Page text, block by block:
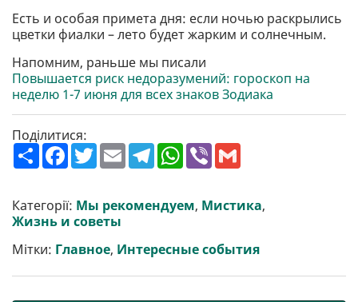
Есть и особая примета дня: если ночью раскрылись
цветки фиалки – лето будет жарким и солнечным.
Напомним, раньше мы писали
Повышается риск недоразумений: гороскоп на
неделю 1-7 июня для всех знаков Зодиака
Поділитися:
П
о
р
и
т
F
a
b
o
o
T
w
t
e
r
E
m
l
T
e
g
r
W
h
s
A
V
r l
Категорії: Мы рекомендуем, Мистика,
Жизнь и советы
Мітки: Главное, Интересные события